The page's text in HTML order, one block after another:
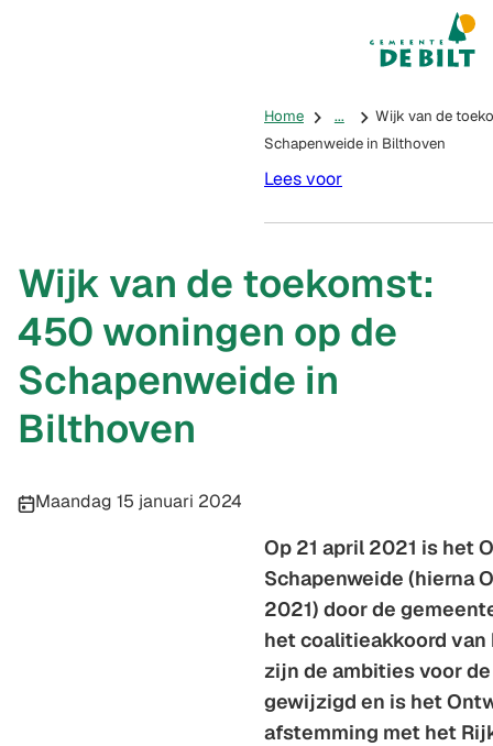
Mijn De Bilt
(Verwijst
Home ...
Wijk van de
Schapenweide in Bilthoven
Lees voor
Wijk van de toekomst:
450 woningen op de
Schapenweide in
Bilthoven
Publicatiedatum:
Maandag 15 januari 2024
Op 21 april 2021 is het
Schapenweide (hierna
2021) door de
het coalitieakkoord
zijn de ambities voor
gewijzigd en is het
afstemming met het